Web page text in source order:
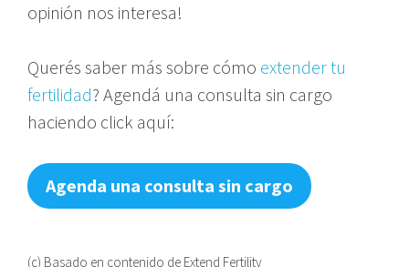
opinión nos interesa!
Querés saber más sobre cómo extender tu
fertilidad? Agendá una consulta sin cargo
haciendo click aquí:
Agenda una consulta sin cargo
(c) Basado en contenido de Extend Fertility